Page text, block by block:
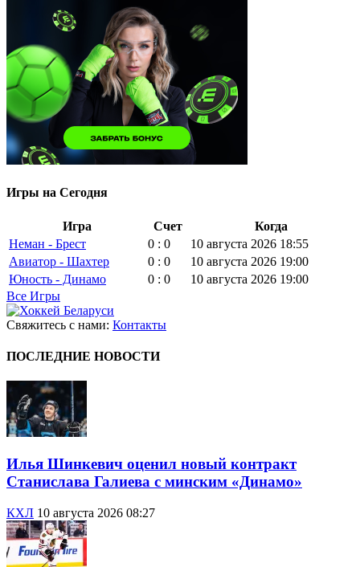
Игры на Сегодня
Игра Счет
Когда
Неман - Брест
0 : 0
10 августа 2026 18:55
Авиатор - Шахтер
0 : 0
10 августа 2026 19:00
Юность - Динамо
0 : 0
10 августа 2026 19:00
Все Игры
Свяжитесь с нами: Контакты
ПОСЛЕДНИЕ НОВОСТИ
Илья Шинкевич оценил новый контракт
Станислава Галиева с минским «Динамо»
КХЛ 10 августа 2026 08:27